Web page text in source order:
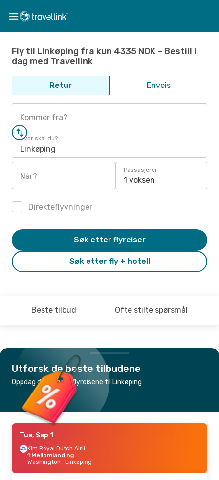
Fly til Linkøping fra kun 4335 NOK – Bestill i
dag med Travellink
Retur Enveis
Kommer fra?
Hvor skal du?
Linkøping
Når?
Passasjerer
1 voksen
Direkteflyvninger
Søk etter fly + hotell
Søk etter flyreiser
Beste tilbud Ofte stilte spørsmål
Utforsk de beste tilbudene
Oppdag de billigste flyreisene til Linkøping
Tue, Sep 1
Klm Royal Dutch Airlines
1 Mellomlanding
Washington- Linkøping